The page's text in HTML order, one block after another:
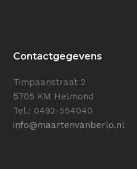
Contactgegevens
Timpaanstraat 2
5705 KM Helmond
Tel.: 0492-554040
info@maartenvanberlo.nl